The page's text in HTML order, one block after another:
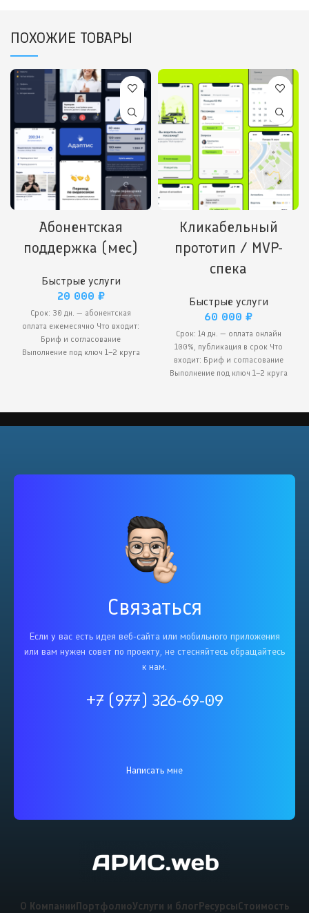
ПОХОЖИЕ ТОВАРЫ
Абонентская
поддержка (мес)
Быстрые услуги
20 000 ₽
Срок: 30 дн. — абонентская
оплата ежемесячно Что входит:
Бриф и согласование
Выполнение под ключ 1–2 круга
Кликабельный
прототип / MVP-
спека
Быстрые услуги
60 000 ₽
Срок: 14 дн. — оплата онлайн
100%, публикация в срок Что
входит: Бриф и согласование
Выполнение под ключ 1–2 круга
Связаться
Если у вас есть идея веб-сайта или мобильного приложения
или вам нужен совет по проекту, не стесняйтесь обращайтесь
к нам.
+7 (977) 326-69-09
Написать мне
О КомпанииПортфолиоУслуги и блогРесурсыСтоимость